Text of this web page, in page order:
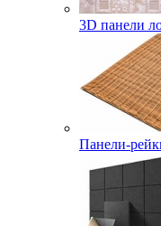
3D панели
Панели-